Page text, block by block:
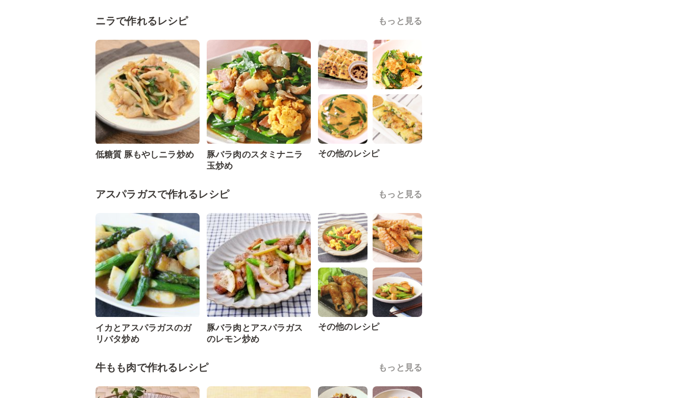
ニラで作れるレシピ もっと見る
低糖質 豚もやしニラ炒め
豚バラ肉のスタミナニラ
玉炒め
その他のレシピ
アスパラガスで作れるレシピ もっと見る
イカとアスパラガスのガ
リバタ炒め
豚バラ肉とアスパラガス
のレモン炒め
その他のレシピ
牛もも肉で作れるレシピ もっと見る